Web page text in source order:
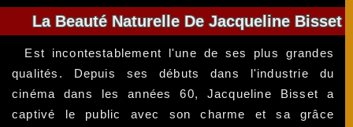
La Beauté Naturelle De Jacqueline Bisset
Est incontestablement l'une de ses plus grandes
qualités. Depuis ses débuts dans l'industrie du
cinéma dans les années 60, Jacqueline Bisset a
captivé le public avec son charme et sa grâce